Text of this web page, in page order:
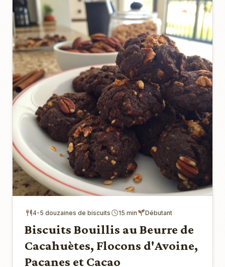
4-5 douzaines de biscuits 15 min Débutant
Biscuits Bouillis au Beurre de
Cacahuètes, Flocons d'Avoine,
Pacanes et Cacao